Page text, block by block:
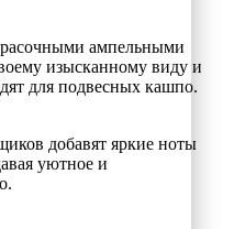
ампельными
изысканному виду и
для подвесных кашпо.
добавят яркие ноты
уютное и